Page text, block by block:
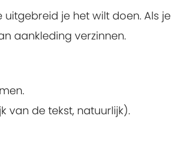
je het wilt doen. Als
aankleding verzinnen.
van de tekst, natuurlijk).